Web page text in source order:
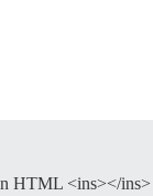
HTML <ins></